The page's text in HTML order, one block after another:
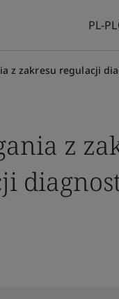
PL-PL
z zakresu regulacji
z